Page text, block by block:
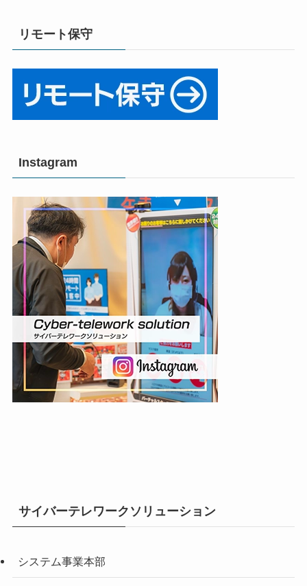
リモート保守
Instagram
サイバーテレワークソリューション
システム事業本部